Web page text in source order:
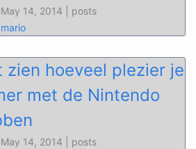
May 14, 2014 | posts
mario
zien hoeveel plezier je
met de Nintendo
May 14, 2014 | posts